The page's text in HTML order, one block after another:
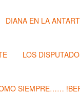
DIANA EN LA
LOS
SIEMPRE……